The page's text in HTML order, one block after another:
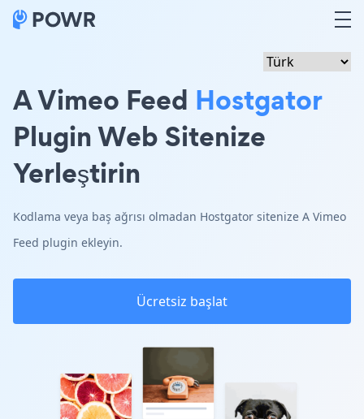
A Vimeo Feed Hostgator
Plugin Web Sitenize
Yerleştirin
Kodlama veya baş ağrısı olmadan Hostgator sitenize A Vimeo
Feed plugin ekleyin.
Ücretsiz başlat